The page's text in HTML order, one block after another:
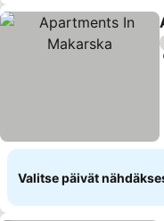
Valitse päivät